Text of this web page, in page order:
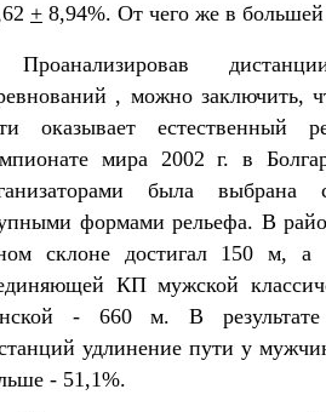
+ 8,94%. От чего же в
Проанализировав
, можно заключить,
оказывает естественный
мира 2002 г. в
была выбрана
формами рельефа. В
склоне достигал 150 м,
КП мужской
- 660 м. В результате
удлинение пути у
- 51,1%.